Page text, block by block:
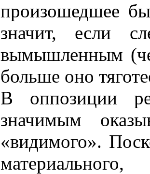
произошедшее
значит, если
вымышленным
больше оно
В оппозиции
значимым
«видимого».